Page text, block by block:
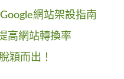
網站架設指南
高網站轉換率
穎而出！